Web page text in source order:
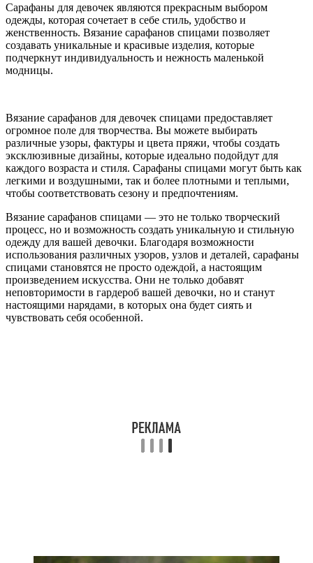
Сарафаны для девочек являются прекрасным выбором
одежды, которая сочетает в себе стиль, удобство и
женственность. Вязание сарафанов спицами позволяет
создавать уникальные и красивые изделия, которые
подчеркнут индивидуальность и нежность маленькой
модницы.
Вязание сарафанов для девочек спицами предоставляет
огромное поле для творчества. Вы можете выбирать
различные узоры, фактуры и цвета пряжи, чтобы создать
эксклюзивные дизайны, которые идеально подойдут для
каждого возраста и стиля. Сарафаны спицами могут быть как
легкими и воздушными, так и более плотными и теплыми,
чтобы соответствовать сезону и предпочтениям.
Вязание сарафанов спицами — это не только творческий
процесс, но и возможность создать уникальную и стильную
одежду для вашей девочки. Благодаря возможности
использования различных узоров, узлов и деталей, сарафаны
спицами становятся не просто одеждой, а настоящим
произведением искусства. Они не только добавят
неповторимости в гардероб вашей девочки, но и станут
настоящими нарядами, в которых она будет сиять и
чувствовать себя особенной.